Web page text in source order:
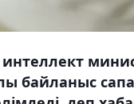
байланыс